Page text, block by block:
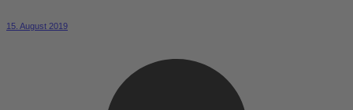
15. August 2019